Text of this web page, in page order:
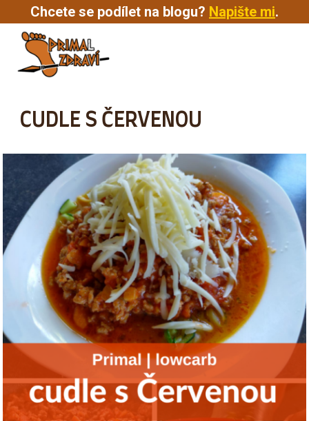
Chcete se podílet na blogu? Napište mi.
CUDLE S ČERVENOU